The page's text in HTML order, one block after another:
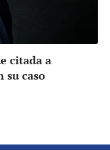
citada a
su caso